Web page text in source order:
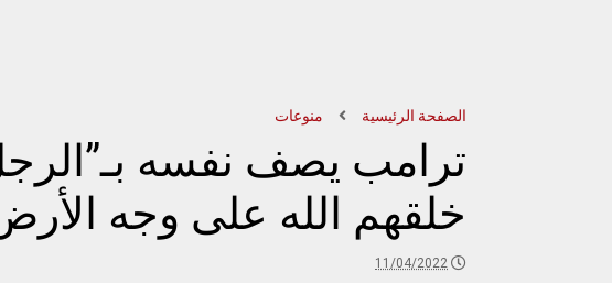
الصفحة الرئيسية منوعات
ترامب يصف نفسه
خلقهم الله على وجه
11/04/2022